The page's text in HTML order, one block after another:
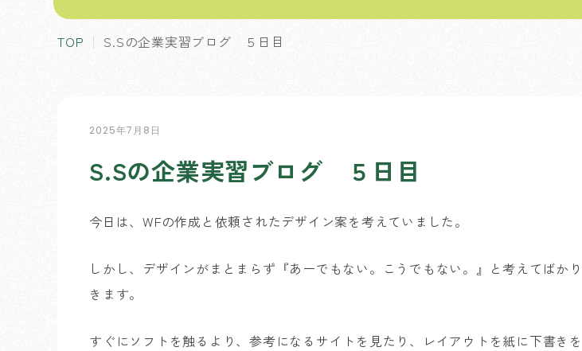
TOP S.Sの企業実習ブログ ５日目
2025年7月8日
S.Sの企業実習ブログ ５日目
今日は、WFの作成と依頼されたデザイン案を考えていました。
しかし、デザインがまとまらず『あーでもない。こうでもない。』と考えてばか
きます。
すぐにソフトを触るより、参考になるサイトを見たり、レイアウトを紙に下書き